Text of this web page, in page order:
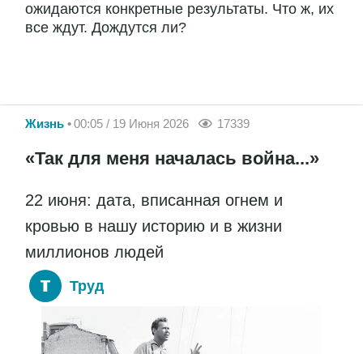
ожидаются конкретные результаты. Что ж, их
все ждут. Дождутся ли?
Жизнь 00:05 / 19 Июня 2026 17339
«Так для меня началась война...»
22 июня: дата, вписанная огнем и
кровью в нашу историю и в жизни
миллионов людей
Труд